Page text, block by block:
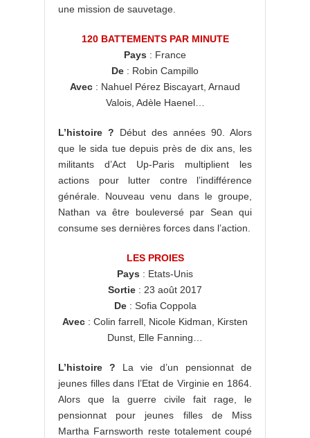
une mission de sauvetage.
120 BATTEMENTS PAR MINUTE
Pays : France
De : Robin Campillo
Avec : Nahuel Pérez Biscayart, Arnaud
Valois, Adèle Haenel…
L’histoire ? Début des années 90. Alors
que le sida tue depuis près de dix ans, les
militants d’Act Up-Paris multiplient les
actions pour lutter contre l’indifférence
générale. Nouveau venu dans le groupe,
Nathan va être bouleversé par Sean qui
consume ses dernières forces dans l’action.
LES PROIES
Pays : Etats-Unis
Sortie : 23 août 2017
De: Sofia Coppola
Avec : Colin farrell, Nicole Kidman, Kirsten
Dunst, Elle Fanning…
L’histoire ? La vie d’un pensionnat de
jeunes filles dans l’Etat de Virginie en 1864.
Alors que la guerre civile fait rage, le
pensionnat pour jeunes filles de Miss
Martha Farnsworth reste totalement coupé